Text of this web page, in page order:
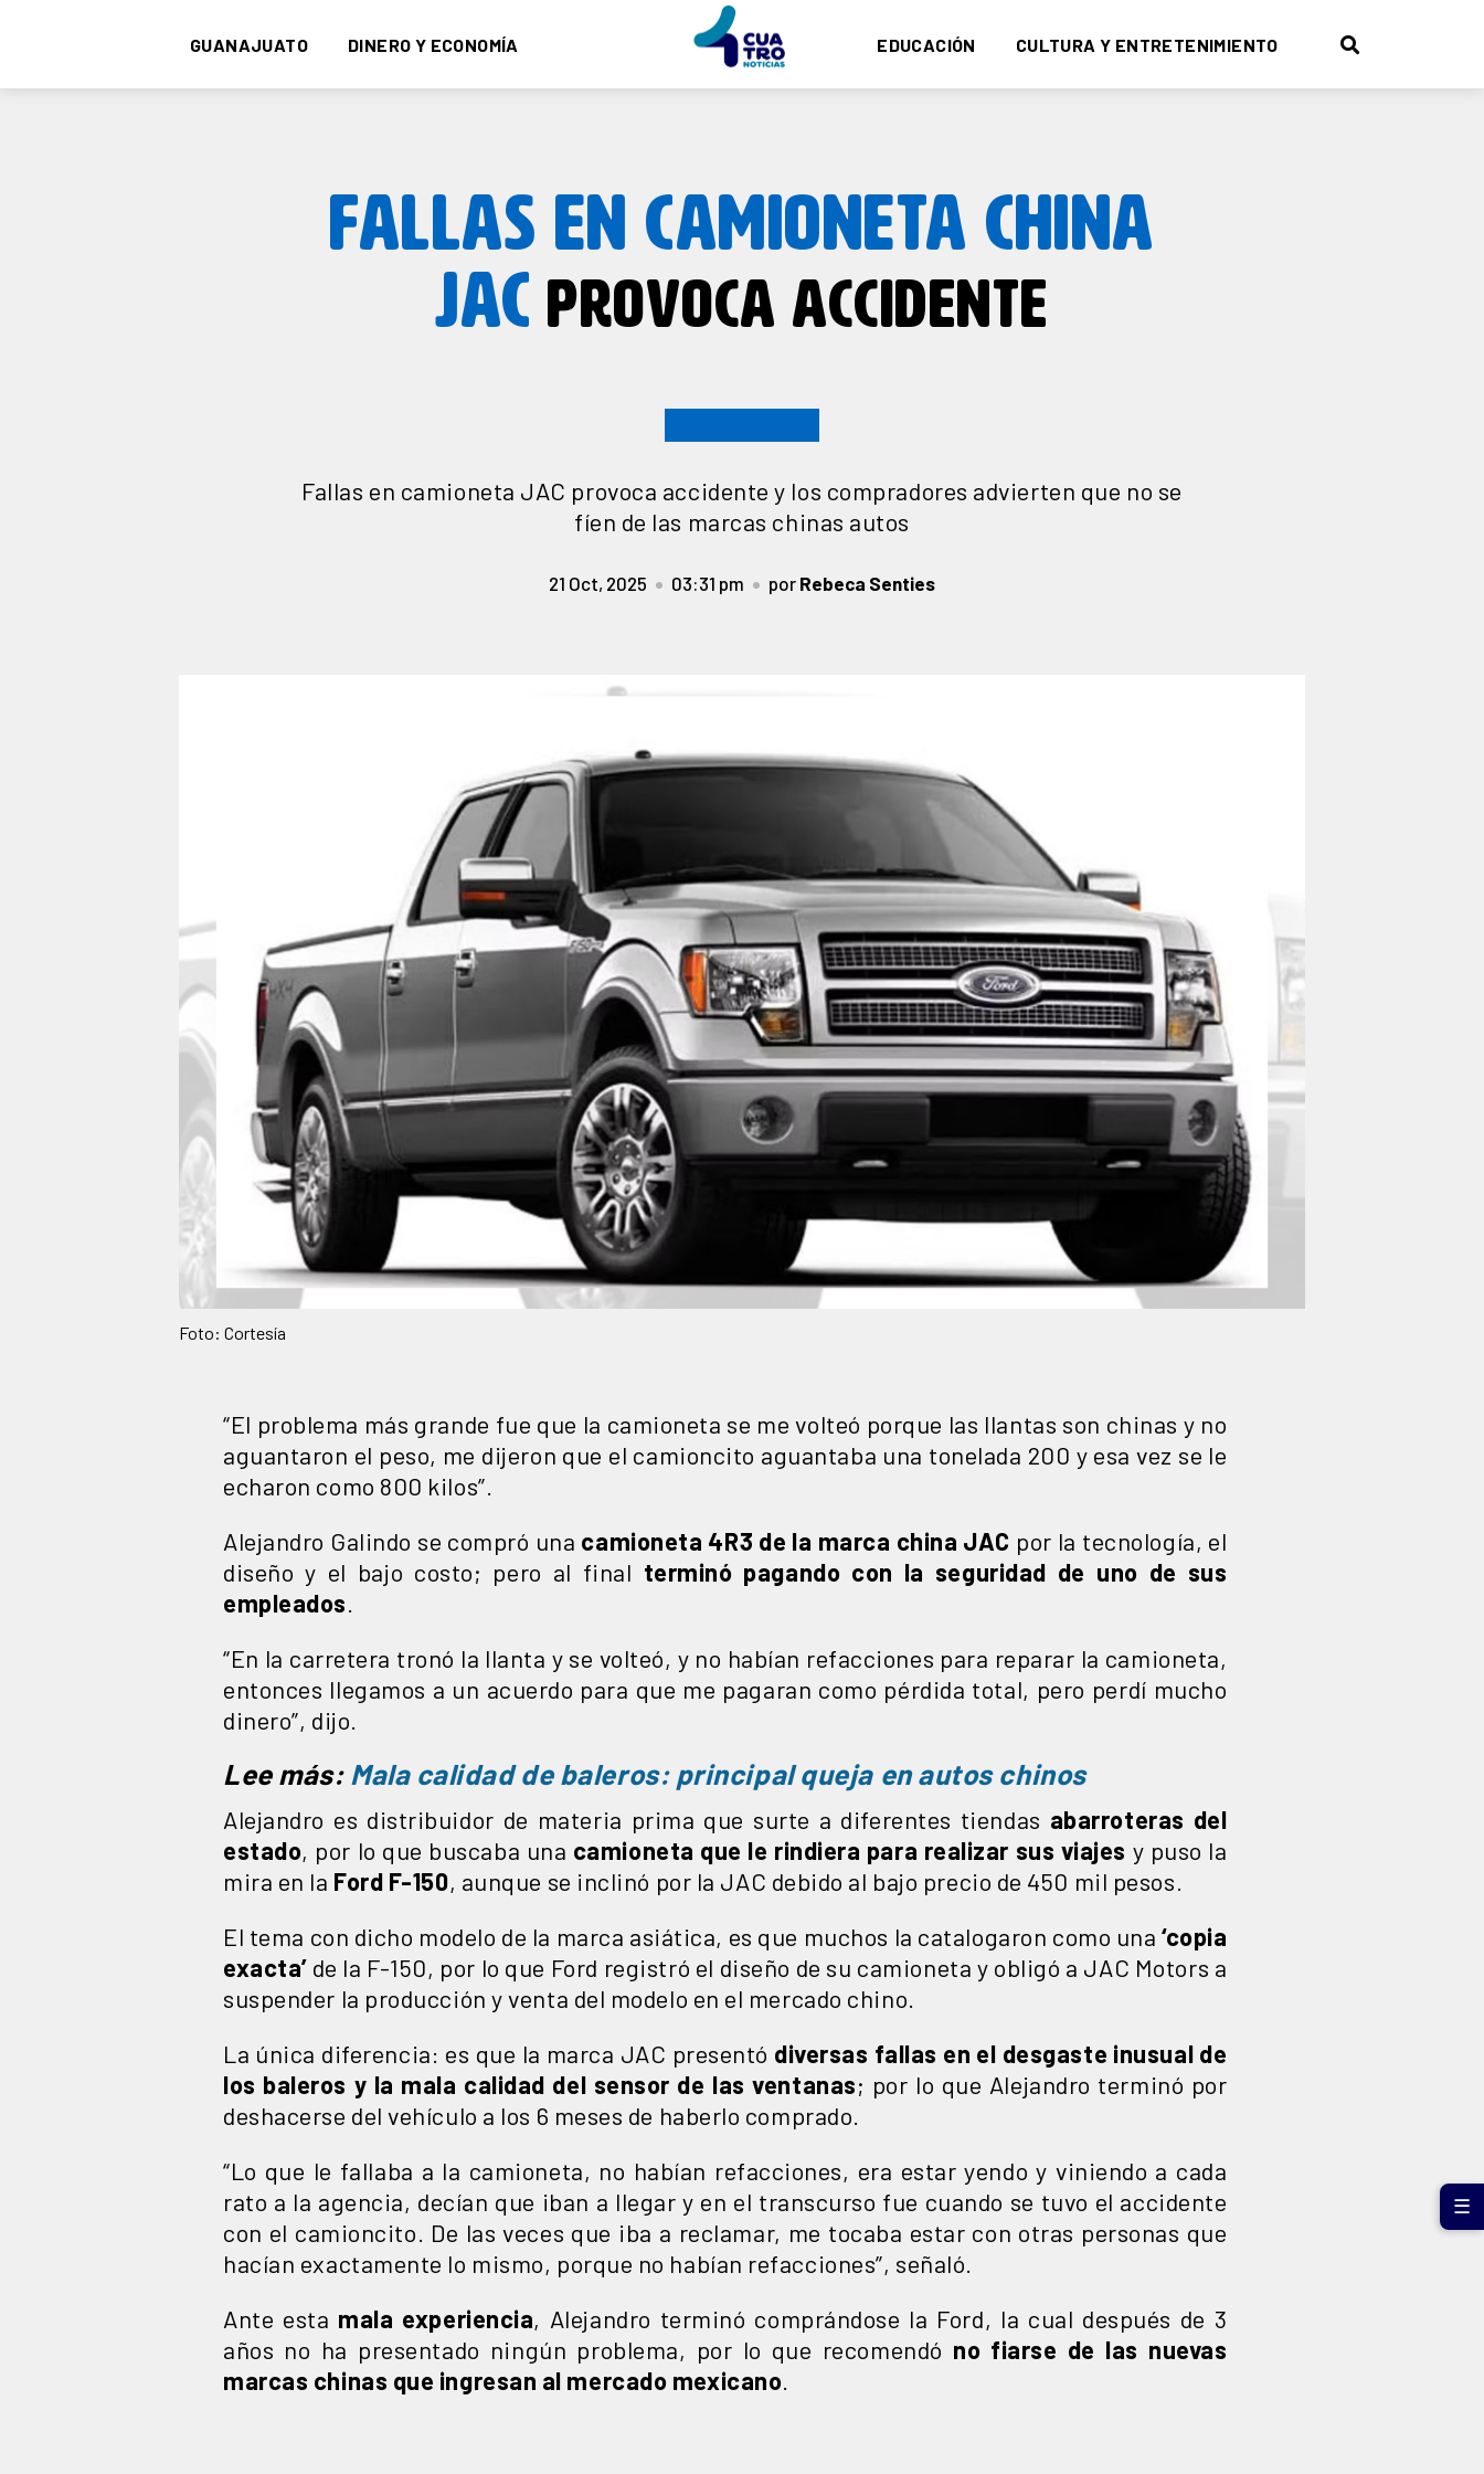
GUANAJUATO DINERO Y ECONOMÍA EDUCACIÓN CULTURA Y ENTRETENIMIENTO
FALLAS EN CAMIONETA CHINA
JAC PROVOCA ACCIDENTE
Fallas en camioneta JAC provoca accidente y los compradores advierten que no se
fíen de las marcas chinas autos
21 Oct, 2025 03:31 pm por Rebeca Senties
Foto: Cortesía
“El problema más grande fue que la camioneta se me volteó porque las llantas son chinas y no
aguantaron el peso, me dijeron que el camioncito aguantaba una tonelada 200 y esa vez se le
echaron como 800 kilos”.
Alejandro Galindo se compró una camioneta 4R3 de la marca china JAC por la tecnología, el
diseño y el bajo costo; pero al final terminó pagando con la seguridad de uno de sus
empleados
“En la carretera tronó la llanta y se volteó, y no habían refacciones para reparar la camioneta,
entonces llegamos a un acuerdo para que me pagaran como pérdida total, pero perdí mucho
dinero”, dijo.
Lee más: Mala calidad de baleros: principal queja en autos chinos
Alejandro es distribuidor de materia prima que surte a diferentes tiendas abarroteras del
estado, por lo que buscaba una camioneta que le rindiera para realizar sus viajes y puso la
mira en la Ford F-150, aunque se inclinó por la JAC debido al bajo precio de 450 mil pesos.
El tema con dicho modelo de la marca asiática, es que muchos la catalogaron como una‘copia
exacta’de la F-150, por lo que Ford registró el diseño de su camioneta y obligó a JAC Motors a
suspender la producción y venta del modelo en el mercado chino.
La única diferencia: es que la marca JAC presentó diversas fallas en el desgaste inusual de
los baleros y la mala calidad del sensor de las ventanas; por lo que Alejandro terminó por
deshacerse del vehículo a los 6 meses de haberlo comprado.
“Lo que le fallaba a la camioneta, no habían refacciones, era estar yendo y viniendo a cada
rato a la agencia, decían que iban a llegar y en el transcurso fue cuando se tuvo el accidente
con el camioncito. De las veces que iba a reclamar, me tocaba estar con otras personas que
hacían exactamente lo mismo, porque no habían refacciones”, señaló.
Ante esta mala experiencia, Alejandro terminó comprándose la Ford, la cual después de 3
años no ha presentado ningún problema, por lo que recomendó no fiarse de las nuevas
marcas chinas que ingresan al mercado mexicano
☰